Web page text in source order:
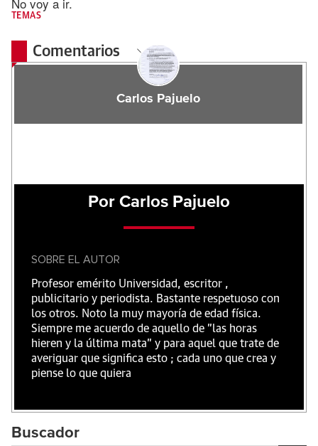
TEMAS
Comentarios
Carlos Pajuelo
Por Carlos Pajuelo
SOBRE EL AUTOR
Profesor emérito Universidad, escritor ,
publicitario y periodista. Bastante respetuoso con
los otros. Noto la muy mayoría de edad física.
Siempre me acuerdo de aquello de "las horas
hieren y la última mata" y para aquel que trate de
averiguar que significa esto ; cada uno que crea y
piense lo que quiera
Buscador